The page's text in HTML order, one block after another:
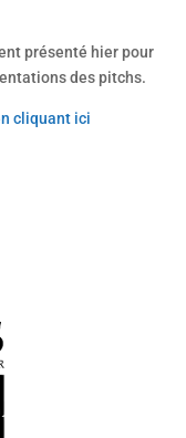
présenté hier pour
des pitchs.
cliquant ici